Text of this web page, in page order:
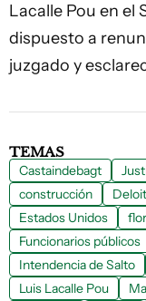
Lacalle Pou en el
dispuesto a
juzgado y
TEMAS
Castaindebagt
construcción
Estados Unidos
Funcionarios públicos
Intendencia de Salto
Luis Lacalle Pou